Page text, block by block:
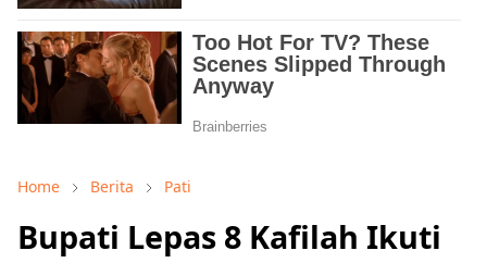
Home Berita Pati
Bupati Lepas 8 Kafilah Ikuti